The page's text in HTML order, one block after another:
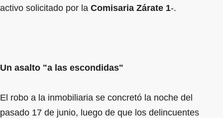
activo solicitado por la Comisaria Zárate 1-.
Un asalto "a las escondidas"
El robo a la inmobiliaria se concretó la noche del
pasado 17 de junio, luego de que los delincuentes